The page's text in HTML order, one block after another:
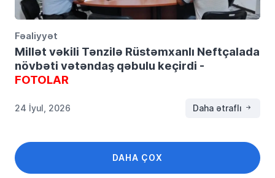
Fəaliyyət
Millət vəkili Tənzilə Rüstəmxanlı Neftçalada
növbəti vətəndaş qəbulu keçirdi -
FOTOLAR
24 İyul, 2026 Daha ətraflı
DAHA ÇOX